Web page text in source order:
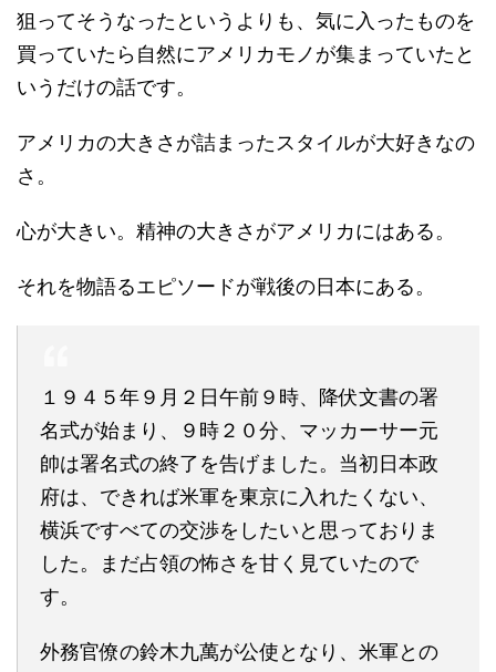
狙ってそうなったというよりも、気に入ったものを
買っていたら自然にアメリカモノが集まっていたと
いうだけの話です。
アメリカの大きさが詰まったスタイルが大好きなの
さ。
心が大きい。精神の大きさがアメリカにはある。
それを物語るエピソードが戦後の日本にある。
１９４５年９月２日午前９時、降伏文書の署
名式が始まり、９時２０分、マッカーサー元
帥は署名式の終了を告げました。当初日本政
府は、できれば米軍を東京に入れたくない、
横浜ですべての交渉をしたいと思っておりま
した。まだ占領の怖さを甘く見ていたので
す。
外務官僚の鈴木九萬が公使となり、米軍との